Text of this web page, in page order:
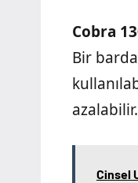
Cobra
Bir
azalabilir.
Cinsel